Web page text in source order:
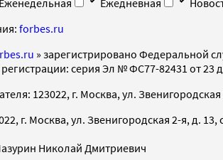
forbes.ru
» зарегистрировано Федеральной
серия Эл № ФС77-82431 от 23
123022, г. Москва, ул. Звенигородская
г. Москва, ул. Звенигородская 2-я, д. 13,
Николай Дмитриевич